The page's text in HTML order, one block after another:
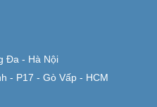
Đa - Hà Nội
- P17 - Gò Vấp - HCM